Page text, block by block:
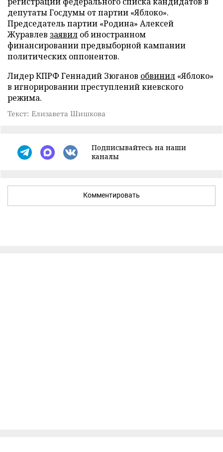
депутаты Госдумы от партии «Яблоко».
Председатель партии «Родина» Алексей
Журавлев заявил об иностранном
финансировании предвыборной кампании
политических оппонентов.
Лидер КПРФ Геннадий Зюганов обвинил «Яблоко»
в игнорировании преступлений киевского
режима.
Текст: Елизавета Шишкова
Подписывайтесь на наши
каналы
Комментировать